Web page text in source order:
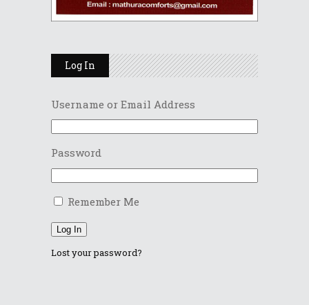
Log In
Username or Email Address
Password
Remember Me
Log In
Lost your password?